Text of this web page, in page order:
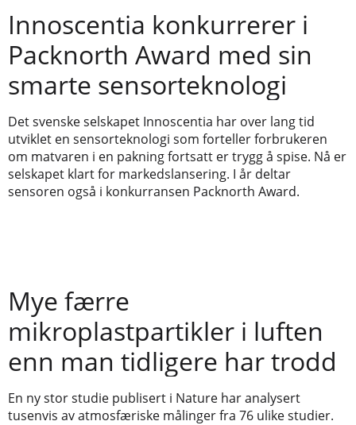
Innoscentia konkurrerer i
Packnorth Award med sin
smarte sensorteknologi
Det svenske selskapet Innoscentia har over lang tid
utviklet en sensorteknologi som forteller forbrukeren
om matvaren i en pakning fortsatt er trygg å spise. Nå er
selskapet klart for markedslansering. I år deltar
sensoren også i konkurransen Packnorth Award.
Mye færre
mikroplastpartikler i luften
enn man tidligere har trodd
En ny stor studie publisert i Nature har analysert
tusenvis av atmosfæriske målinger fra 76 ulike studier.